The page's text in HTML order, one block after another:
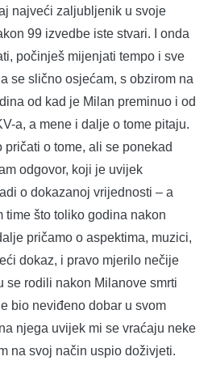
najveći zaljubljenik u svoje
99 izvedbe iste stvari. I onda
počinješ mijenjati tempo i sve
se slično osjećam, s obzirom na
od kad je Milan preminuo i od
a, a mene i dalje o tome pitaju.
pričati o tome, ali se ponekad
odgovor, koji je uvijek
o dokazanoj vrijednosti – a
time što toliko godina nakon
pričamo o aspektima, muzici,
dokaz, i pravo mjerilo nečije
se rodili nakon Milanove smrti
bio neviđeno dobar u svom
njega uvijek mi se vraćaju neke
na svoj način uspio doživjeti.